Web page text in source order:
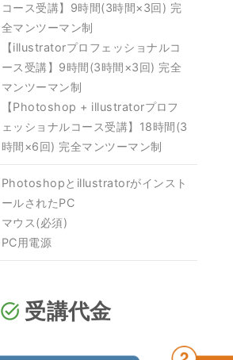
コース受講】9時間(3時間×3回) 完
全マンツーマン制
【illustratorプロフェッショナルコ
ース受講】9時間(3時間×3回) 完全
マンツーマン制
【Photoshop + illustratorプロフ
ェッショナルコース受講】18時間(3
時間×6回) 完全マンツーマン制
Photoshopとillustratorがインスト
ールされたPC
マウス(必須)
PC用電源
task_alt 受講代金